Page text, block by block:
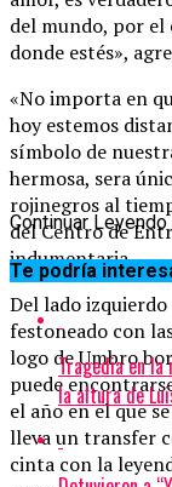
del mundo, por
donde estés»,
«No importa en
hoy estemos
símbolo de
hermosa, sera
rojinegros al
del Centro de
indumentaria.
Del lado
festoneado con
logo de Umbro
puede
el año en el que
lleva un transfer
cinta con la
Continuar Leyendo
Te podría
Tragedia en la
la altura de